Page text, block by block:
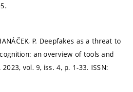
P. Deepfakes as a threat to
an overview of tools and
2023, vol. 9, iss. 4, p. 1-33. ISSN: